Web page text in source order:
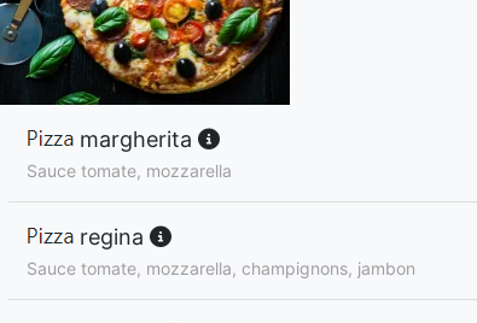
margherita
Sauce tomate, mozzarella
regina
Sauce tomate, mozzarella, champignons, jambon